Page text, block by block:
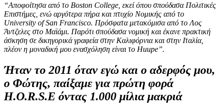
“Αποφοίτησα από το Boston College , εκεί όπου σπούδασα Πολιτικές
Επιστήμες, ενώ αργότερα πήρα και πτυχίο Νομικής από το
University ofSan Francisco. Πρόσφατα μετακόμισα από το Λος
Άντζελες στο Μαϊάμι. Παρότι σπούδασα νομική και έκανε πρακτική
άσκηση σε δικηγορικά γραφεία στην Καλιφόρνια και στην Ιταλία,
πλέον η μοναδική μου ενασχόληση είναι το Huupe”.
Ήταν το 2011 όταν εγώ και ο αδερφός μου,
ο Φώτης, παίξαμε για πρώτη φορά
H.O.R.S.E όντας 1.000 μίλια μακριά